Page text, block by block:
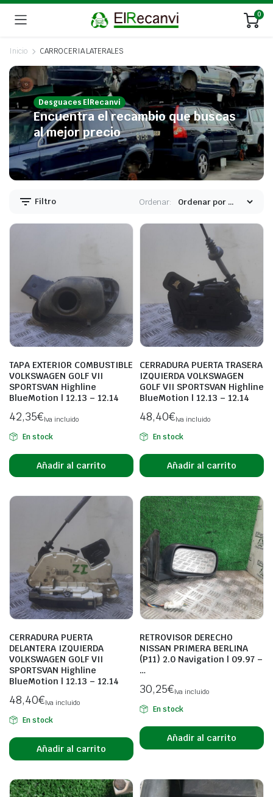
0
Inicio CARROCERIA LATERALES
Desguaces ElRecanvi
Encuentra el recambio que buscas
al mejor precio
Filtro Ordenar:
TAPA EXTERIOR COMBUSTIBLE
VOLKSWAGEN GOLF VII
SPORTSVAN Highline
BlueMotion | 12.13 – 12.14
42,35€Iva incluido
En stock
Añadir al carrito
CERRADURA PUERTA TRASERA
IZQUIERDA VOLKSWAGEN
GOLF VII SPORTSVAN Highline
BlueMotion | 12.13 – 12.14
48,40€Iva incluido
En stock
Añadir al carrito
CERRADURA PUERTA
DELANTERA IZQUIERDA
VOLKSWAGEN GOLF VII
SPORTSVAN Highline
BlueMotion | 12.13 – 12.14
48,40€Iva incluido
En stock
Añadir al carrito
RETROVISOR DERECHO
NISSAN PRIMERA BERLINA
(P11) 2.0 Navigation | 09.97 –
…
30,25€Iva incluido
En stock
Añadir al carrito